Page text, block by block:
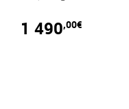
1 490,00€